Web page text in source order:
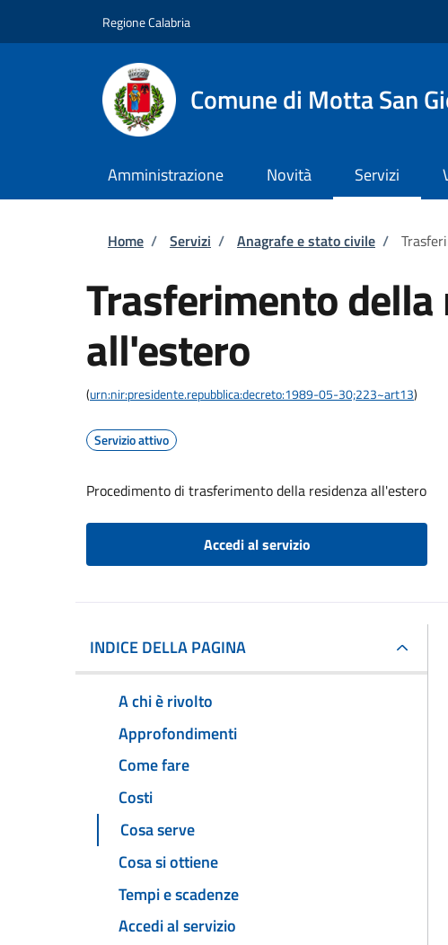
Regione Calabria
Comune di Motta San
Amministrazione Novità Servizi
Briciole di pane
Home / Servizi / Anagrafe e stato civile /
Trasferimento della
all'estero
(urn:nir:presidente.repubblica:decreto:1989-05-30;223~art13)
Servizio attivo
Procedimento di trasferimento della residenza all'estero
Accedi al servizio
INDICE DELLA PAGINA
A chi è rivolto
Approfondimenti
Come fare
Costi
Cosa serve
Cosa si ottiene
Tempi e scadenze
Accedi al servizio